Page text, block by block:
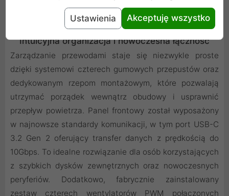
Intuicyjna organizacja i nowoczesna łączność
Zarządzanie przewodami staje się niezwykle proste
dzięki systemowi czterech gumowych przepustów oraz
dedykowanym rzepom montażowym, które pozwalają
utrzymać porządek wewnątrz obudowy i usprawnić
przepływ powietrza. Panel frontowy został wyposażony
w najnowsze standardy komunikacji, w tym port USB-C
3.2 Gen 2 oferujący transfer danych z prędkością do
10Gbps. To idealne rozwiązanie dla osób korzystających
z szybkich dysków zewnętrznych oraz nowoczesnych
peryferiów. Dodatkowo, fabrycznie zainstalowany
zestaw czterech wentylatorów PWM połączonych
Ustawienia Akceptuję wszystko